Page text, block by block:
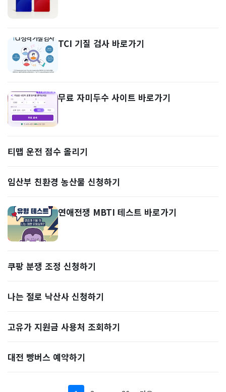
TCI 기질 검사 바로가기
무료 자미두수 사이트 바로가기
티맵 운전 점수 올리기
임산부 친환경 농산물 신청하기
연애전쟁 MBTI 테스트 바로가기
쿠팡 분쟁 조정 신청하기
나는 절로 낙산사 신청하기
고유가 지원금 사용처 조회하기
대전 빵버스 예약하기